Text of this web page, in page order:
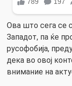
Ова што сега се
Западот, па ќе
русофобија,
дека во овој
внимание на